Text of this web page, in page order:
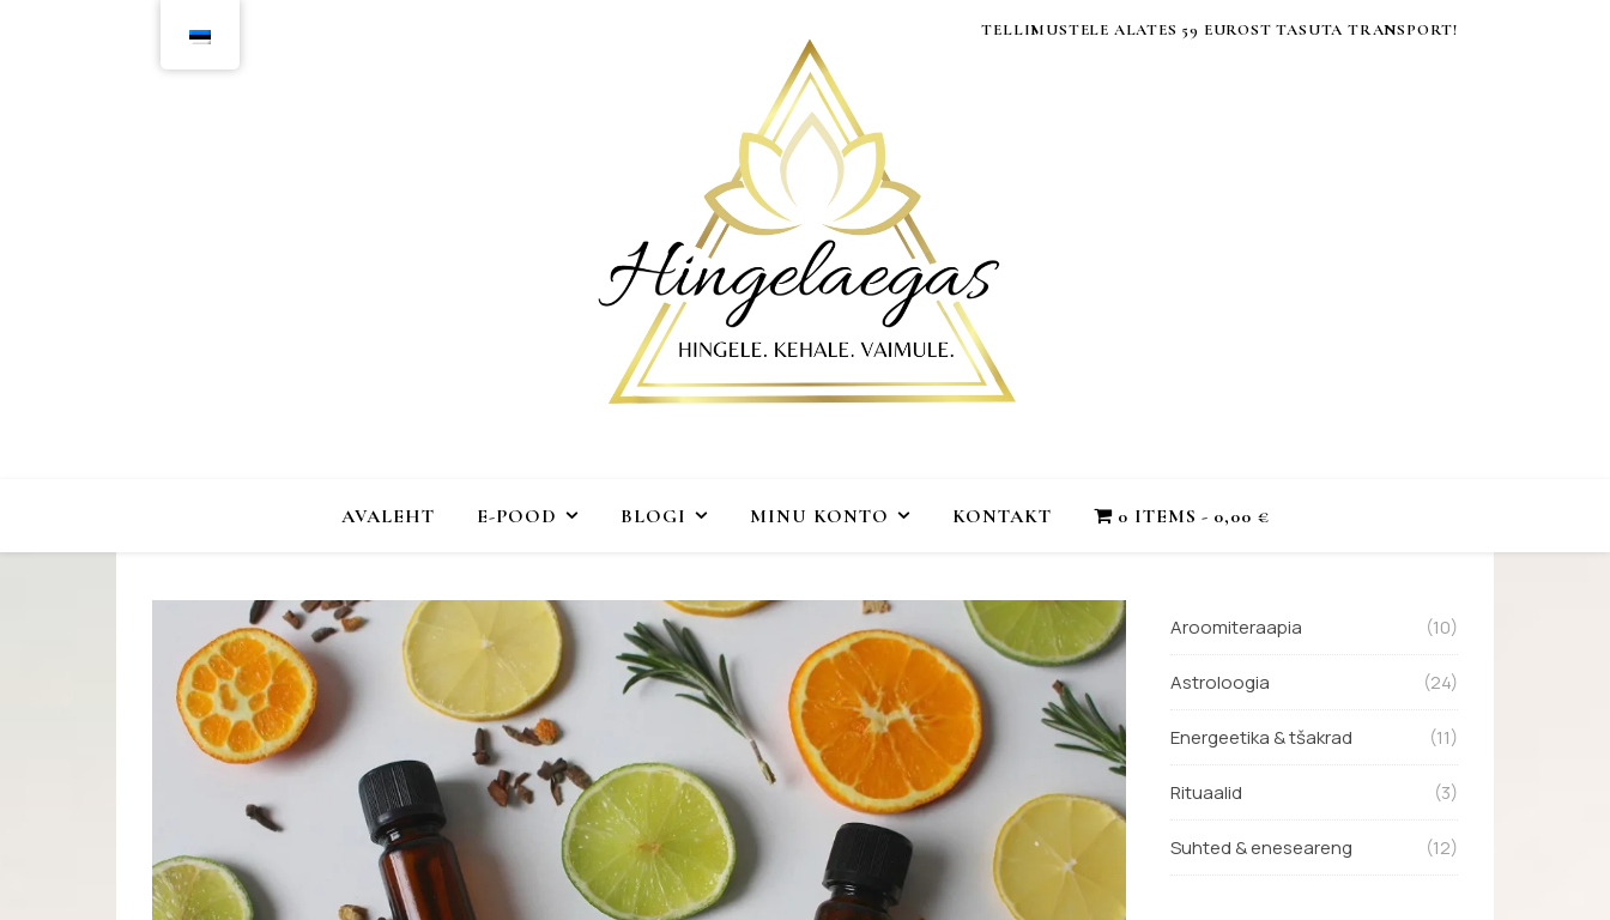
TELLIMUSTELE ALATES 59 EUROST TASUTA TRANSPORT!
AVALEHT E-POOD BLOGI MINU KONTO KONTAKT 0 ITEMS 0,00 €
Aroomiteraapia (10)
Astroloogia (24)
Energeetika & tšakrad (11)
Rituaalid (3)
Suhted & eneseareng (12)